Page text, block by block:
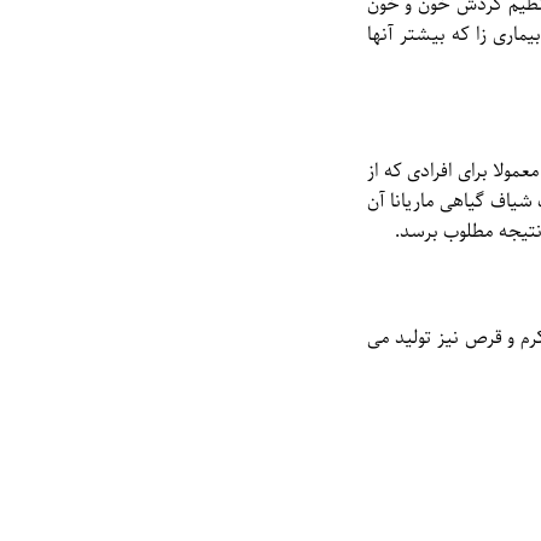
زا که بیشتر آنها
برای افرادی که از
پس از مصرف شیاف گیاهی ماریانا آن
و قرص نیز تولید می